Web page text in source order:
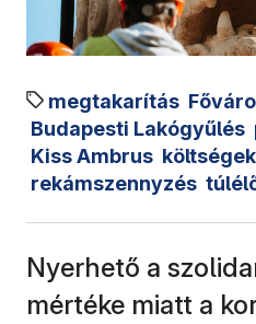
megtakarítás
Budapesti Lakógyűlés
Kiss Ambrus költségek
rekámszennyzés
Nyerhető a
mértéke miatt a